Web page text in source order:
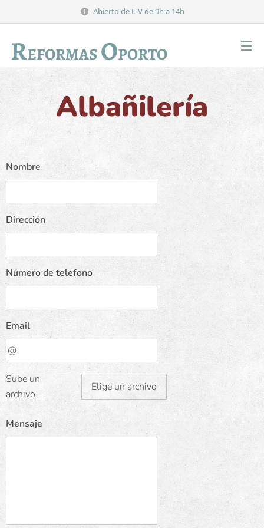
Abierto de L-V de 9h a 14h
REFORMASOPORTO
Albañilería
Nombre
Dirección
Número de teléfono
Email
Sube un
archivo
Elige un archivo
Mensaje